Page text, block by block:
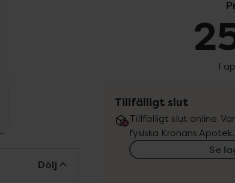
I
Tillfälligt slut
Tillfälligt slut online.
fysiska Kronans Apotek.
Se
Dölj